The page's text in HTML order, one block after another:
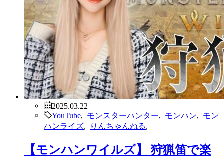
2025.03.22
YouTube
モンスターハンター モンハン
モン
ハンライズ
りんちゃんねる
【モンハンワイルズ】 狩猟笛で楽